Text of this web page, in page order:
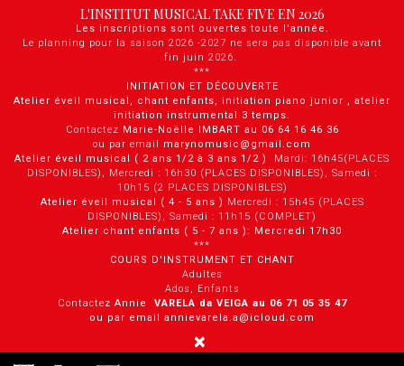
L'INSTITUT MUSICAL TAKE FIVE EN 2026
Les inscriptions sont ouvertes toute l'année.
Le planning pour la saison 2026 -2027 ne sera pas disponible avant
fin juin 2026.
***
INITIATION ET DÉCOUVERTE
Atelier éveil musical, chant enfants, initiation piano junior , atelier
initiation instrumental 3 temps.
Contactez Marie-Noëlle IMBART au 06 64 16 46 36
ou par email marynomusic@gmail.com
Atelier éveil musical ( 2 ans 1/2 à 3 ans 1/2 ) Mardi: 16h45(PLACES
DISPONIBLES), Mercredi : 16h30 (PLACES DISPONIBLES), Samedi :
10h15 (2 PLACES DISPONIBLES)
Atelier éveil musical ( 4 - 5 ans ) Mercredi : 15h45 (PLACES
DISPONIBLES), Samedi : 11h15 (COMPLET)
Atelier chant enfants ( 5 - 7 ans ): Mercredi 17h30
***
COURS D'INSTRUMENT ET CHANT
Adultes
Ados, Enfants
Contactez Annie VARELA da VEIGA au 0 6 71 05 35 47
ou par email annievarela.a@icloud.com
×
Panneau de gestion des cookies